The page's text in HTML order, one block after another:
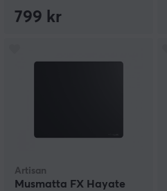
799 kr
Artisan
Musmatta FX Hayate